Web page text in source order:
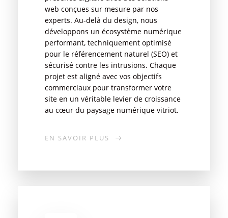
web conçues sur mesure par nos
experts. Au-delà du design, nous
développons un écosystème numérique
performant, techniquement optimisé
pour le référencement naturel (SEO) et
sécurisé contre les intrusions. Chaque
projet est aligné avec vos objectifs
commerciaux pour transformer votre
site en un véritable levier de croissance
au cœur du paysage numérique vitriot.
EN SAVOIR PLUS